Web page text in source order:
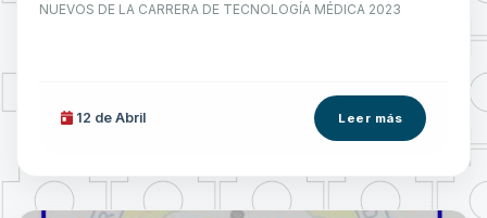
NUEVOS DE LA CARRERA DE TECNOLOGÍA MÉDICA 2023
12 de Abril Leer más